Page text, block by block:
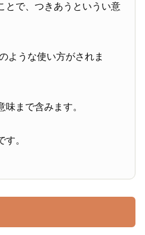
とで、つきあうというい意
ような使い方がされま
まで含みます。
す。